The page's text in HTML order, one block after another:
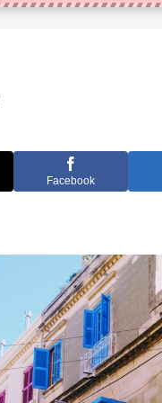
Facebook